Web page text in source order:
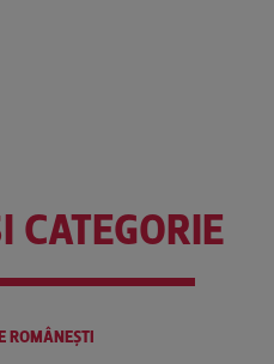
CATEGORIE
ROMÂNEŞTI